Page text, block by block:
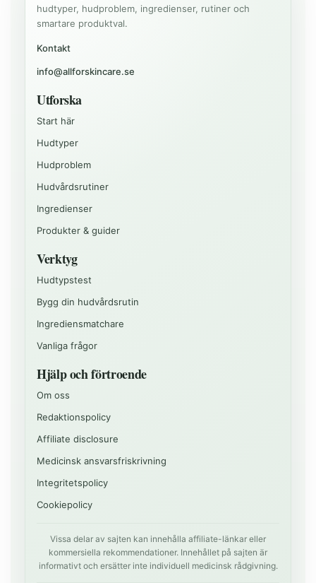
hudtyper, hudproblem, ingredienser, rutiner och
smartare produktval.
Kontakt
info@allforskincare.se
Utforska
Start här
Hudtyper
Hudproblem
Hudvårdsrutiner
Ingredienser
Produkter & guider
Verktyg
Hudtypstest
Bygg din hudvårdsrutin
Ingrediensmatchare
Vanliga frågor
Hjälp och förtroende
Om oss
Redaktionspolicy
Affiliate disclosure
Medicinsk ansvarsfriskrivning
Integritetspolicy
Cookiepolicy
Vissa delar av sajten kan innehålla affiliate-länkar eller
kommersiella rekommendationer. Innehållet på sajten är
informativt och ersätter inte individuell medicinsk rådgivning.